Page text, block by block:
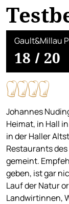
Gault&Millau
18 / 20
Johannes
Heimat, in Hall
in der Haller
Restaurants
gemeint.
geben, ist gar
Lauf der Natur
Landwirtinnen,